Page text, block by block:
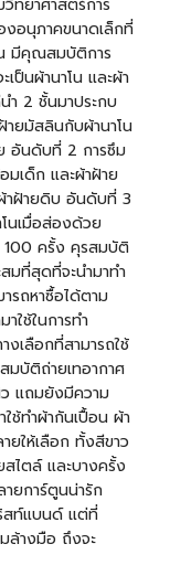
ทยาศาสตร์การ
อนุภาคขนาดเล็กที่
มีคุณสมบัติการ
ป็นผ้านาโน และผ้า
ำ 2 ชั้นมาประกบ
ยมัสลินกับผ้านาโน
อันดับที่ 2 การซึม
มเด็ก และผ้าฝ้าย
าฝ้ายดิบ อันดับที่ 3
นเมื่อส่องด้วย
100 ครั้ง คุรสมบัติ
มที่สุดที่จะนำมาทำ
รถหาซื้อได้ตาม
ใช้ในการทำ
เลือกที่สามารถใช้
บัติถ่ายเทอากาศ
ว แถมยังมีความ
ช้ทำผ้ากันเปื้อน ผ้า
ให้เลือก ทั้งสีขาว
สไตล์ และบางครั้ง
ายการ์ตูนน่ารัก
สท์แบนด์แต่ที่
ล้างมือ ถึงจะ